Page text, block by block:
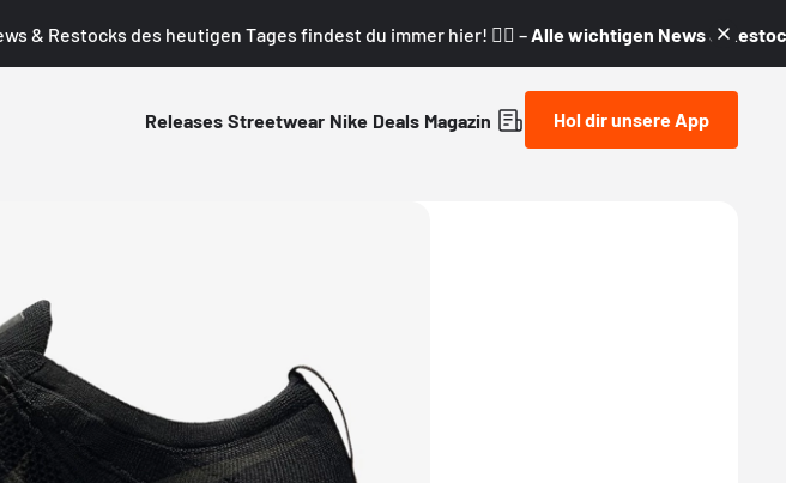
& Restocks des heutigen Tages findest du immer hier! 👇🏼 – Alle wichtigen News &
Releases Streetwear Nike Deals Magazin Hol dir unsere App